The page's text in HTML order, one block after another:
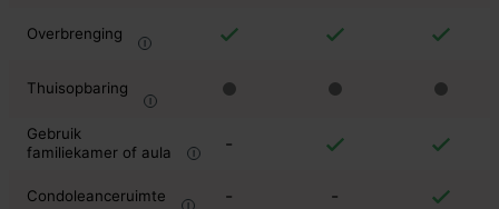
Overbrenging
Thuisopbaring
Gebruik
familiekamer of aula
-
Condoleanceruimte - -